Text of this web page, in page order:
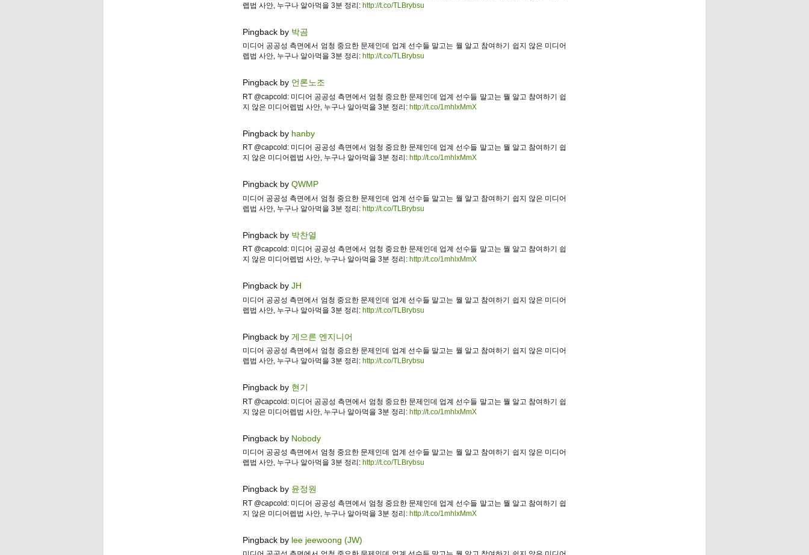
렙법 사안, 누구나 알아먹을 3분 정리: http://t.co/TLBrybsu
Pingback by 박곰
미디어 공공성 측면에서 엄청 중요한 문제인데 업계 선수들 말고는 뭘 알고 참여하기 쉽지 않은 미디어
렙법 사안, 누구나 알아먹을 3분 정리: http://t.co/TLBrybsu
Pingback by 언론노조
RT @capcold: 미디어 공공성 측면에서 엄청 중요한 문제인데 업계 선수들 말고는 뭘 알고 참여하기 쉽
지 않은 미디어렙법 사안, 누구나 알아먹을 3분 정리: http://t.co/1mhlxMmX
Pingback by hanby
RT @capcold: 미디어 공공성 측면에서 엄청 중요한 문제인데 업계 선수들 말고는 뭘 알고 참여하기 쉽
지 않은 미디어렙법 사안, 누구나 알아먹을 3분 정리: http://t.co/1mhlxMmX
Pingback by QWMP
미디어 공공성 측면에서 엄청 중요한 문제인데 업계 선수들 말고는 뭘 알고 참여하기 쉽지 않은 미디어
렙법 사안, 누구나 알아먹을 3분 정리: http://t.co/TLBrybsu
Pingback by 박찬열
RT @capcold: 미디어 공공성 측면에서 엄청 중요한 문제인데 업계 선수들 말고는 뭘 알고 참여하기 쉽
지 않은 미디어렙법 사안, 누구나 알아먹을 3분 정리: http://t.co/1mhlxMmX
Pingback by JH
미디어 공공성 측면에서 엄청 중요한 문제인데 업계 선수들 말고는 뭘 알고 참여하기 쉽지 않은 미디어
렙법 사안, 누구나 알아먹을 3분 정리: http://t.co/TLBrybsu
Pingback by 게으른 엔지니어
미디어 공공성 측면에서 엄청 중요한 문제인데 업계 선수들 말고는 뭘 알고 참여하기 쉽지 않은 미디어
렙법 사안, 누구나 알아먹을 3분 정리: http://t.co/TLBrybsu
Pingback by 현기
RT @capcold: 미디어 공공성 측면에서 엄청 중요한 문제인데 업계 선수들 말고는 뭘 알고 참여하기 쉽
지 않은 미디어렙법 사안, 누구나 알아먹을 3분 정리: http://t.co/1mhlxMmX
Pingback by Nobody
미디어 공공성 측면에서 엄청 중요한 문제인데 업계 선수들 말고는 뭘 알고 참여하기 쉽지 않은 미디어
렙법 사안, 누구나 알아먹을 3분 정리: http://t.co/TLBrybsu
Pingback by 윤정원
RT @capcold: 미디어 공공성 측면에서 엄청 중요한 문제인데 업계 선수들 말고는 뭘 알고 참여하기 쉽
지 않은 미디어렙법 사안, 누구나 알아먹을 3분 정리: http://t.co/1mhlxMmX
Pingback by lee jeewoong (JW)